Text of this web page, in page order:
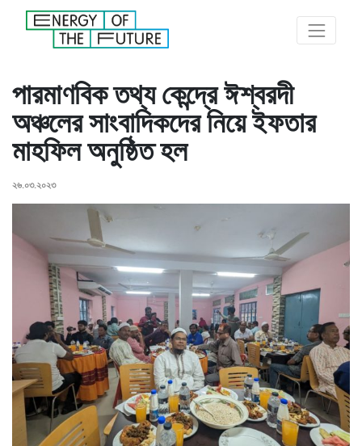
পারমাণবিক তথ্য কেন্দ্রে ঈশ্বরদী
অঞ্চলের সাংবাদিকদের নিয়ে ইফতার
মাহফিল অনুষ্ঠিত হল
২৬.০৩.২০২৩